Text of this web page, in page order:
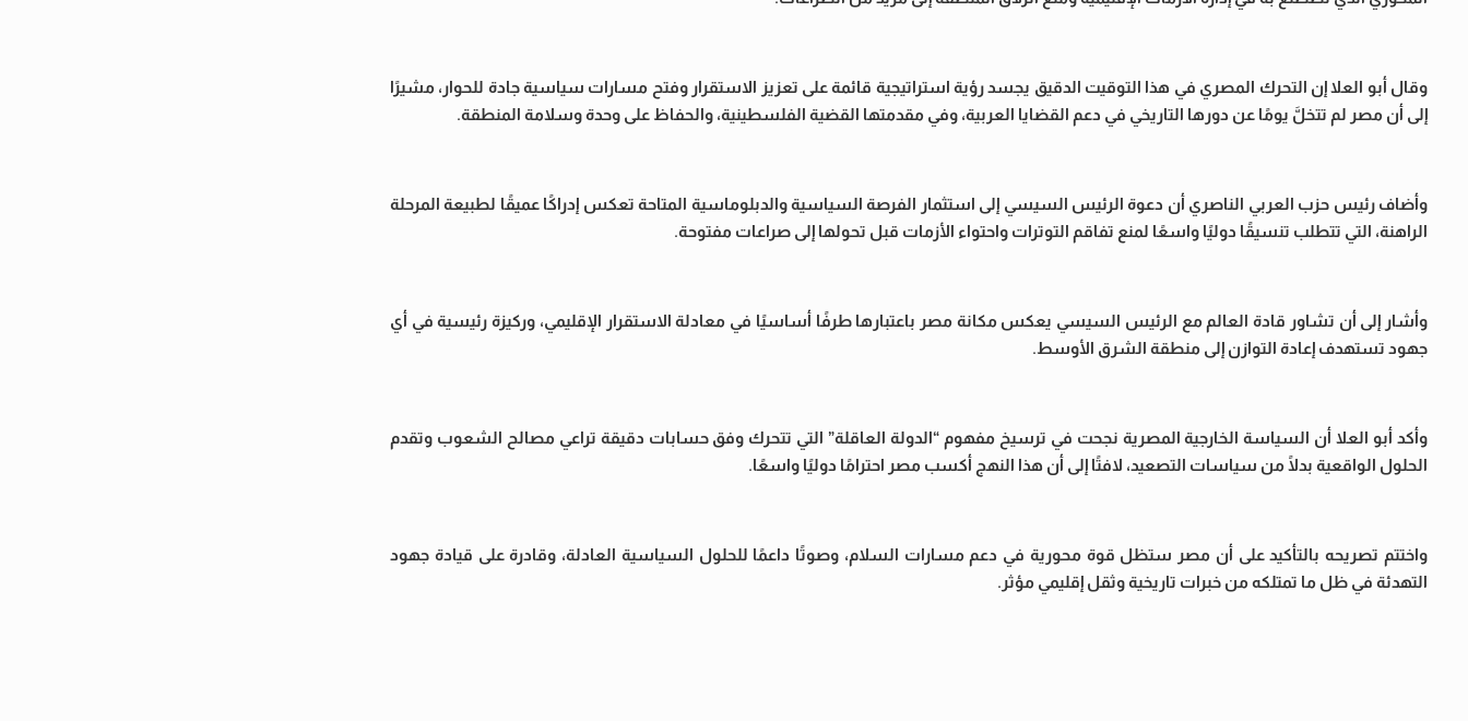
وقال أبو العلا إن التحرك المصري في هذا التوقيت الدقيق يجسد رؤية استراتيجية قائمة على تعزيز الاستقرار وفتح مسارات سياسية جادة للحوار، مشيرًا
إلى أن مصر لم تتخلَّ يومًا عن دورها التاريخي في دعم القضايا العربية، وفي مقدمتها القضية الفلسطينية، والحفاظ على وحدة وسلامة المنطقة.
وأضاف رئيس حزب العربي الناصري أن دعوة الرئيس السيسي إلى استثمار الفرصة السياسية والدبلوماسية المتاحة تعكس إدراكًا عميقًا لطبيعة المرحلة
الراهنة، التي تتطلب تنسيقًا دوليًا واسعًا لمنع تفاقم التوترات واحتواء الأزمات قبل تحولها إلى صراعات مفتوحة.
وأشار إلى أن تشاور قادة العالم مع الرئيس السيسي يعكس مكانة مصر باعتبارها طرفًا أساسيًا في معادلة الاستقرار الإقليمي، وركيزة رئيسية في أي
جهود تستهدف إعادة التوازن إلى منطقة الشرق الأوسط.
وأكد أبو العلا أن السياسة الخارجية المصرية نجحت في ترسيخ مفهوم “الدولة العاقلة” التي تتحرك وفق حسابات دقيقة تراعي مصالح الشعوب وتقدم
الحلول الواقعية بدلًا من سياسات التصعيد، لافتًا إلى أن هذا النهج أكسب مصر احترامًا دوليًا واسعًا.
واختتم تصريحه بالتأكيد على أن مصر ستظل قوة محورية في دعم مسارات السلام، وصوتًا داعمًا للحلول السياسية العادلة، وقادرة على قيادة جهود
التهدئة في ظل ما تمتلكه من خبرات تاريخية وثقل إقليمي مؤثر.